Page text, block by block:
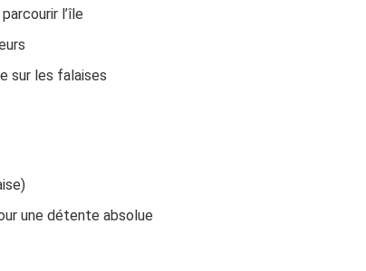
l’île
sur les falaises
une détente absolue